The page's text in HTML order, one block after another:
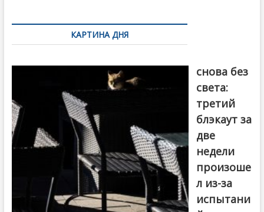
по
записямКАРТИНА ДНЯ
снова без
света:
третий
блэкаут за
две
недели
произоше
л из-за
испытани